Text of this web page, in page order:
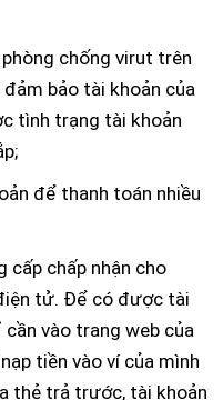
chống virut trên
bảo tài khoản của
tình trạng tài khoản
để thanh toán nhiều
cấp chấp nhận cho
tử. Để có được tài
vào trang web của
tiền vào ví của mình
thẻ trả trước, tài khoản